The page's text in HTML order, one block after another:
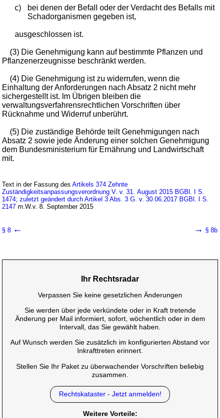
c)
bei denen der Befall oder der Verdacht des Befalls mit
Schadorganismen gegeben ist,
ausgeschlossen ist.
(3) Die Genehmigung kann auf bestimmte Pflanzen und
Pflanzenerzeugnisse beschränkt werden.
(4) Die Genehmigung ist zu widerrufen, wenn die
Einhaltung der Anforderungen nach Absatz 2 nicht mehr
sichergestellt ist. Im Übrigen bleiben die
verwaltungsverfahrensrechtlichen Vorschriften über
Rücknahme und Widerruf unberührt.
(5) Die zuständige Behörde teilt Genehmigungen nach
Absatz 2 sowie jede Änderung einer solchen Genehmigung
dem Bundesministerium für Ernährung und Landwirtschaft
mit.
Text in der Fassung desArtikels 374 Zehnte
Zuständigkeitsanpassungsverordnung V. v. 31. August 2015 BGBl. I S.
1474; zuletzt geändert durch Artikel 3 Abs. 3 G. v. 30.06.2017 BGBl. I S.
2147 m.W.v. 8. September 2015
§ 8 ← → § 8b
Ihr Rechtsradar
Verpassen Sie keine gesetzlichen Änderungen
Sie werden über jede verkündete oder in Kraft tretende
Änderung per Mail informiert, sofort, wöchentlich oder in dem
Intervall, das Sie gewählt haben.
Auf Wunsch werden Sie zusätzlich im konfigurierten Abstand vor
Inkrafttreten erinnert.
Stellen Sie Ihr Paket zu überwachender Vorschriften beliebig
zusammen.
Rechtskataster - Jetzt anmelden!
Weitere Vorteile: